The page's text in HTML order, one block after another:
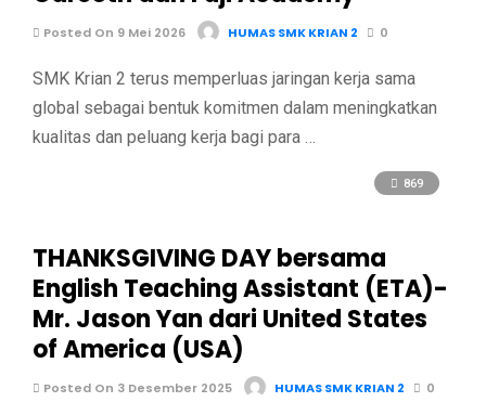
Posted On 9 Mei 2026 HUMAS SMK KRIAN 2 0
SMK Krian 2 terus memperluas jaringan kerja sama
global sebagai bentuk komitmen dalam meningkatkan
kualitas dan peluang kerja bagi para …
869
THANKSGIVING DAY bersama
English Teaching Assistant (ETA)-
Mr. Jason Yan dari United States
of America (USA)
Posted On 3 Desember 2025 HUMAS SMK KRIAN 2 0